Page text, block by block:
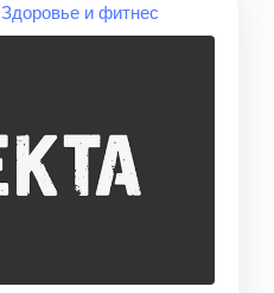
Здоровье и фитнес